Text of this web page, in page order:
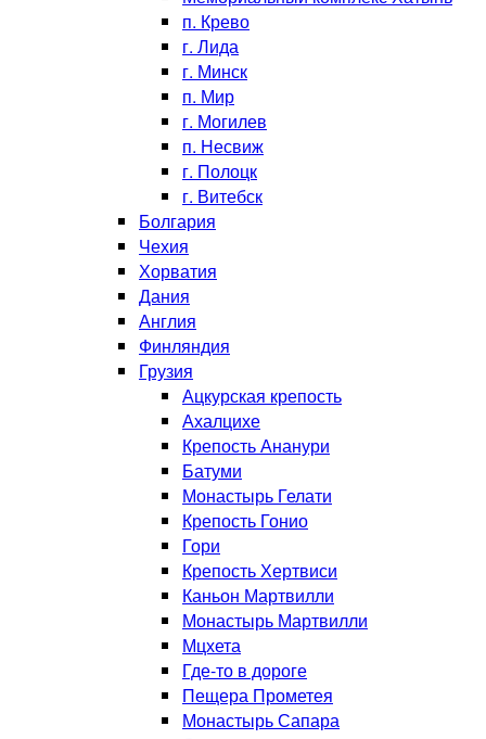
п. Крево
г. Лида
г. Минск
п. Мир
г. Могилев
п. Несвиж
г. Полоцк
г. Витебск
Болгария
Чехия
Хорватия
Дания
Англия
Финляндия
Грузия
Ацкурская крепость
Ахалцихе
Крепость Ананури
Батуми
Монастырь Гелати
Крепость Гонио
Гори
Крепость Хертвиси
Каньон Мартвилли
Монастырь Мартвилли
Мцхета
Где-то в дороге
Пещера Прометея
Монастырь Сапара